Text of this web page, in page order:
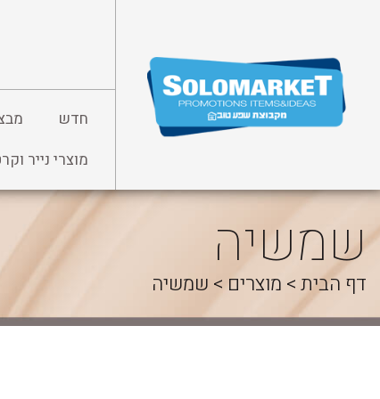
חדש
מוצרי נייר
שמשיה
דף הבית> מוצרים > שמשיה